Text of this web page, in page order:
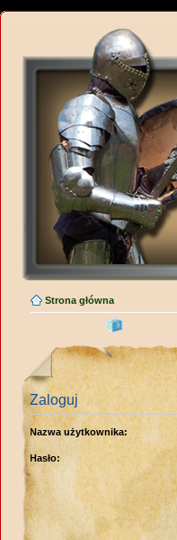
Strona główna
Zaloguj
Nazwa użytkownika:
Hasło: